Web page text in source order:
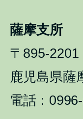
薩摩支所
〒895-2201
鹿児島県薩
電話：